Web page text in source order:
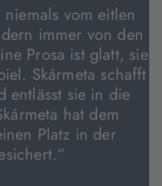
vom eitlen
immer von den
Prosa ist glatt, sie
Skármeta schafft
entlässt sie in die
hat dem
Platz in der